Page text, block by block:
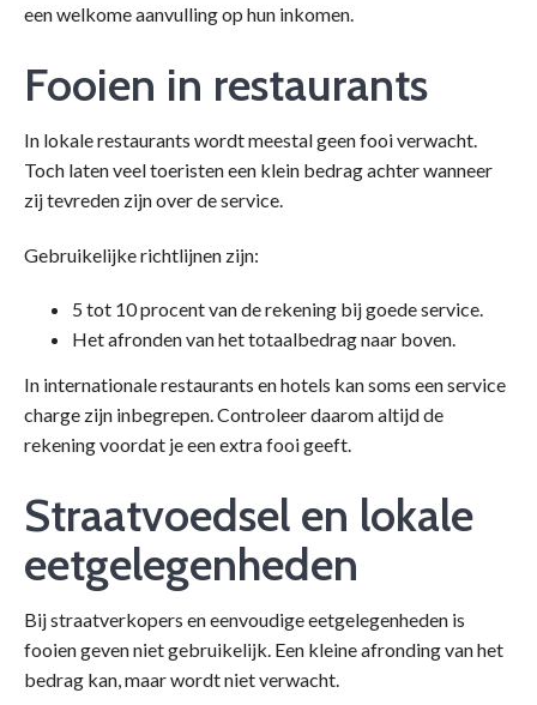
een welkome aanvulling op hun inkomen.
Fooien in restaurants
In lokale restaurants wordt meestal geen fooi verwacht.
Toch laten veel toeristen een klein bedrag achter wanneer
zij tevreden zijn over de service.
Gebruikelijke richtlijnen zijn:
5 tot 10 procent van de rekening bij goede service.
Het afronden van het totaalbedrag naar boven.
In internationale restaurants en hotels kan soms een service
charge zijn inbegrepen. Controleer daarom altijd de
rekening voordat je een extra fooi geeft.
Straatvoedsel en lokale
eetgelegenheden
Bij straatverkopers en eenvoudige eetgelegenheden is
fooien geven niet gebruikelijk. Een kleine afronding van het
bedrag kan, maar wordt niet verwacht.